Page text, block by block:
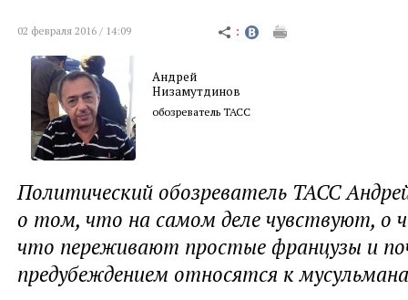
02 февраля 2016 / 14:09
Андрей
Низамутдинов
обозреватель ТАСС
Политический обозреватель ТАСС
о том, что на самом деле чувствуют, о
что переживают простые французы и
предубеждением относятся к